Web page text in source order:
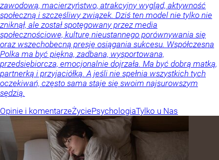
zawodową, macierzyństwo, atrakcyjny wygląd, aktywność
społeczną i szczęśliwy związek. Dziś ten model nie tylko nie
zniknął, ale został spotęgowany przez media
społecznościowe, kulturę nieustannego porównywania się
oraz wszechobecną presję osiągania sukcesu. Współczesna
Polka ma być piękna, zadbana, wysportowana,
przedsiębiorcza, emocjonalnie dojrzała. Ma być dobrą matką,
partnerką i przyjaciółką. A jeśli nie spełnia wszystkich tych
oczekiwań, często sama staje się swoim najsurowszym
sędzią.
Opinie i komentarzeŻyciePsychologiaTylko u Nas